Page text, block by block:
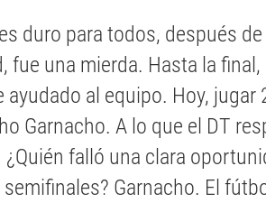
duro para todos, después
fue una mierda. Hasta la
ayudado al equipo. Hoy,
Garnacho. A lo que el DT
falló una clara
Garnacho. El